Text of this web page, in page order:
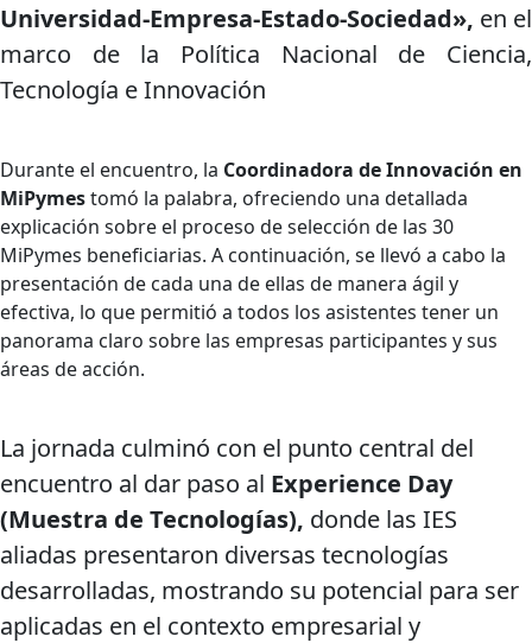
Universidad-Empresa-Estado-Sociedad», en el
marco de la Política Nacional de Ciencia,
Tecnología e Innovación
Durante el encuentro, la Coordinadora de Innovación en
MiPymestomó la palabra, ofreciendo una detallada
explicación sobre el proceso de selección de las 30
MiPymes beneficiarias. A continuación, se llevó a cabo la
presentación de cada una de ellas de manera ágil y
efectiva, lo que permitió a todos los asistentes tener un
panorama claro sobre las empresas participantes y sus
áreas de acción.
La jornada culminó con el punto central del
encuentro al dar paso al Experience Day
(Muestra de Tecnologías), donde las IES
aliadas presentaron diversas tecnologías
desarrolladas, mostrando su potencial para ser
aplicadas en el contexto empresarial y